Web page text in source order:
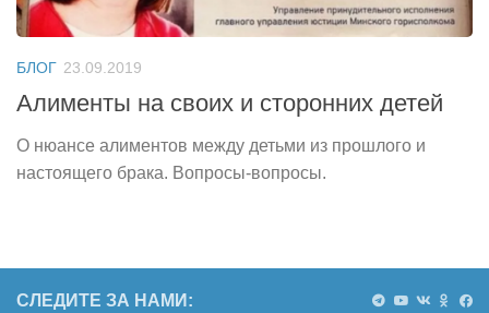
БЛОГ 23.09.2019
Алименты на своих и сторонних детей
О нюансе алиментов между детьми из прошлого и
настоящего брака. Вопросы-вопросы.
СЛЕДИТЕ ЗА НАМИ: